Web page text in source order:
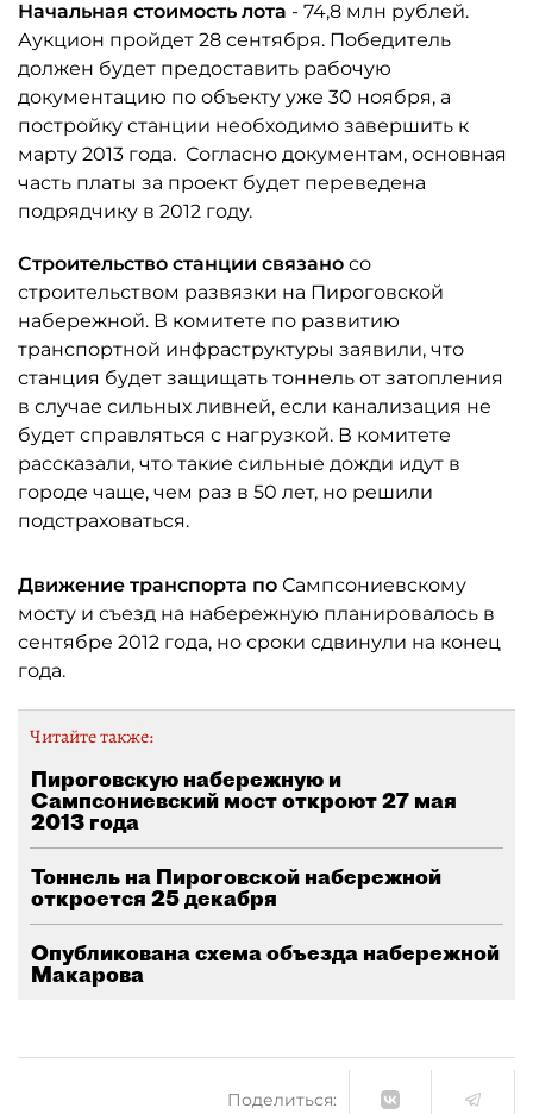
Начальная стоимость лота - 74,8 млн рублей.
Аукцион пройдет 28 сентября. Победитель
должен будет предоставить рабочую
документацию по объекту уже 30 ноября, а
постройку станции необходимо завершить к
марту 2013 года. Согласно документам, основная
часть платы за проект будет переведена
подрядчику в 2012 году.
Строительство станции связано со
строительством развязки на Пироговской
набережной. В комитете по развитию
транспортной инфраструктуры заявили, что
станция будет защищать тоннель от затопления
в случае сильных ливней, если канализация не
будет справляться с нагрузкой. В комитете
рассказали, что такие сильные дожди идут в
городе чаще, чем раз в 50 лет, но решили
подстраховаться.
Движение транспорта по Сампсониевскому
мосту и съезд на набережную планировалось в
сентябре 2012 года, но сроки сдвинули на конец
года.
Читайте также:
Пироговскую набережную и
Сампсониевский мост откроют 27 мая
2013 года
Тоннель на Пироговской набережной
откроется 25 декабря
Опубликована схема объезда набережной
Макарова
Поделиться: